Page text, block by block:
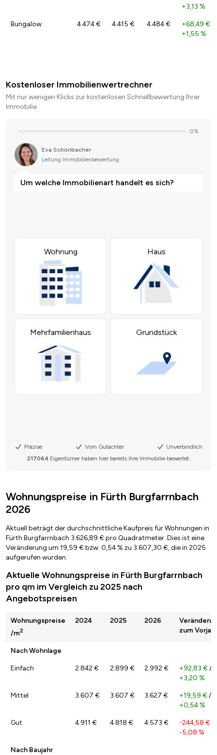
+3,13 %
Bungalow 4.474 € 4.415 € 4.484 € +68,49 €
+1,55 %
Kostenloser Immobilienwertrechner
Mit nur wenigen Klicks zur kostenlosen Schnellbewertung Ihrer
Immobilie.
Wohnungspreise in Fürth Burgfarrnbach
2026
Aktuell beträgt der durchschnittliche Kaufpreis für Wohnungen in
Fürth Burgfarrnbach 3.626,89 € pro Quadratmeter. Dies ist eine
Veränderung um 19,59 € bzw. 0,54 % zu 3.607,30 €, die in 2025
aufgerufen wurden.
Aktuelle Wohnungspreise in Fürth Burgfarrnbach
pro qm im Vergleich zu 2025 nach
Angebotspreisen
Wohnungspreise
/m2
2024 2025 2026
zum Vorjahr
Nach Wohnlage
Einfach 2.842 € 2.899 € 2.992 € +92,83 € /
+3,20 %
Mittel 3.607 € 3.607 € 3.627 € +19,59 € /
+0,54 %
Gut 4.911 € 4.818 € 4.573 € -244,58 €
-5,08 %
Nach Baujahr